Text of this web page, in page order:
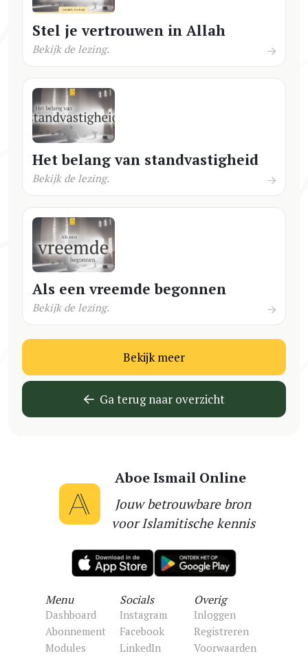
Stel je vertrouwen in Allah
Bekijk de lezing.
Het belang van standvastigheid
Bekijk de lezing.
Als een vreemde begonnen
Bekijk de lezing.
Bekijk meer
Ga terug naar overzicht
Aboe Ismail Online
Jouw betrouwbare bron
voor Islamitische kennis
Menu
Dashboard
Abonnement
Modules
Socials
Instagram
Facebook
LinkedIn
Overig
Inloggen
Registreren
Voorwaarden